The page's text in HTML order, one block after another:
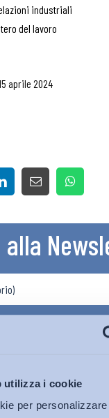
utilizza i cookie
per
industriali
del lavoro
aprile 2024